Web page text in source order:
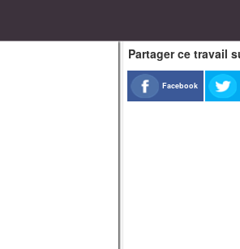
Partager ce travail
Facebook